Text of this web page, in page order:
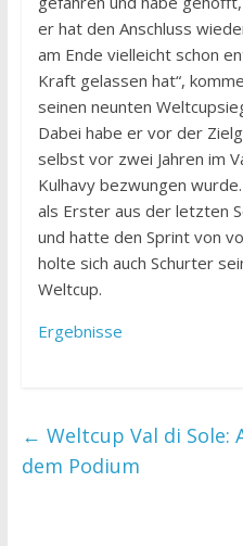
er hat den Anschluss
am Ende vielleicht schon
Kraft gelassen hat“,
seinen neunten
Dabei habe er vor der
selbst vor zwei Jahren im
Kulhavy bezwungen
als Erster aus der letzten
und hatte den Sprint von
holte sich auch Schurter
Weltcup.
Ergebnisse
← Weltcup Val di Sole:
dem Podium